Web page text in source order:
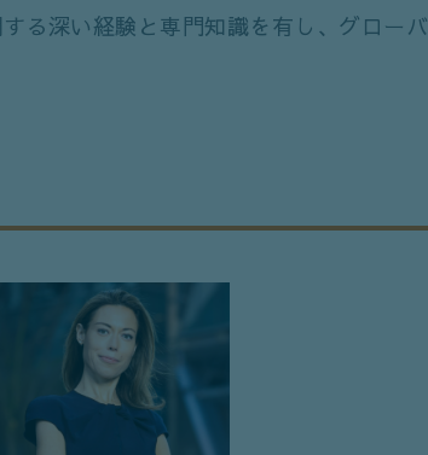
る深い経験と専門知識を有し、グローバ